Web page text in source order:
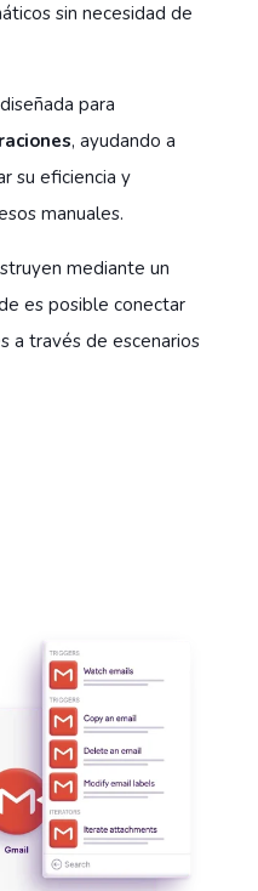
sin necesidad de
para
, ayudando a
su eficiencia y
manuales.
mediante un
es posible conectar
a través de escenarios